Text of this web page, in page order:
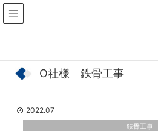
O社様 鉄骨工事
2022.07
鉄骨工事